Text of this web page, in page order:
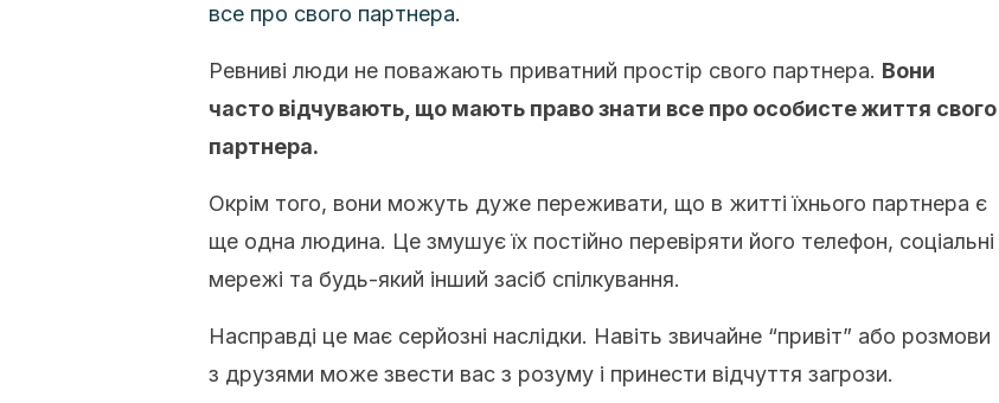
все про свого партнера.
Ревниві люди не поважають приватний простір свого партнера. Вони
часто відчувають, що мають право знати все про особисте життя свого
партнера.
Окрім того, вони можуть дуже переживати, що в житті їхнього партнера є
ще одна людина. Це змушує їх постійно перевіряти його телефон, соціальні
мережі та будь-який інший засіб спілкування.
Насправді це має серйозні наслідки. Навіть звичайне “привіт” або розмови
з друзями може звести вас з розуму і принести відчуття загрози.